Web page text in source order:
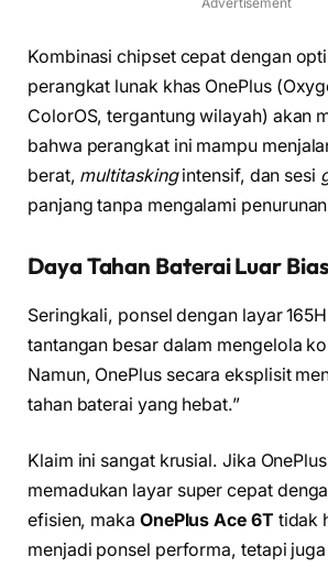
Kombinasi chipset cepat dengan
perangkat lunak khas OnePlus
ColorOS, tergantung wilayah) akan
bahwa perangkat ini mampu
berat, multitaskingintensif, dan sesi
panjang tanpa mengalami
Daya Tahan Baterai Luar
Seringkali, ponsel dengan layar
tantangan besar dalam mengelola
Namun, OnePlus secara eksplisit
tahan baterai yang hebat.”
Klaim ini sangat krusial. Jika
memadukan layar super cepat
efisien, maka OnePlus Ace 6T tidak
menjadi ponsel performa, tetapi juga